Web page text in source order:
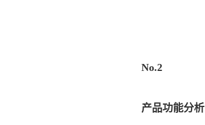
No.2
产品功能分析